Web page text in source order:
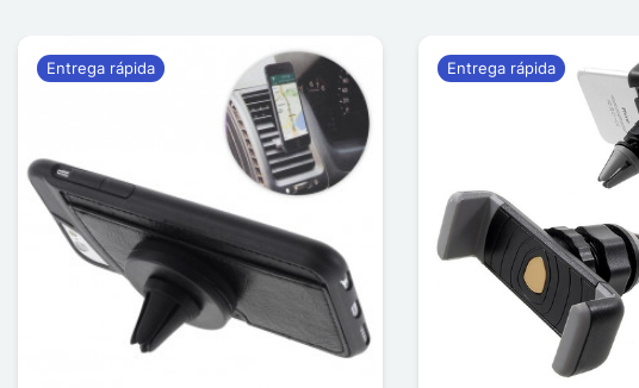
Entrega rápida Entrega rápida